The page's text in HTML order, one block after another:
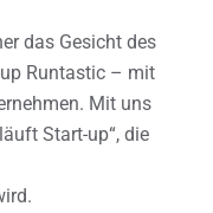
das Gesicht des
Runtastic – mit
Mit uns
Start-up“, die